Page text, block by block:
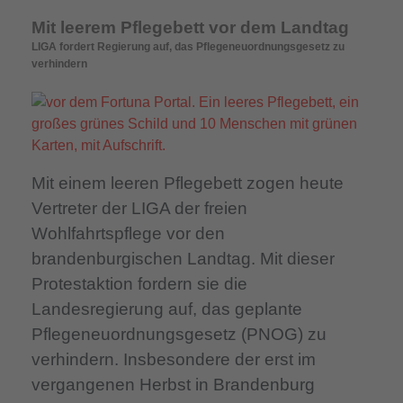
Mit leerem Pflegebett vor dem Landtag
LIGA fordert Regierung auf, das Pflegeneuordnungsgesetz zu
verhindern
Mit einem leeren Pflegebett zogen heute
Vertreter der LIGA der freien
Wohlfahrtspflege vor den
brandenburgischen Landtag. Mit dieser
Protestaktion fordern sie die
Landesregierung auf, das geplante
Pflegeneuordnungsgesetz (PNOG) zu
verhindern. Insbesondere der erst im
vergangenen Herbst in Brandenburg